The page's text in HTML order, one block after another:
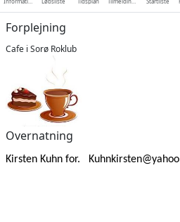
Forplejning
Cafe i Sorø Roklub
Overnatning
Kirsten Kuhn for.